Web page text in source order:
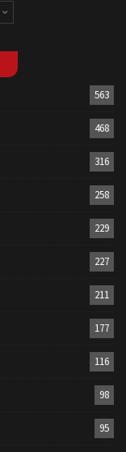
563
468
316
258
229
227
211
177
116
98
95